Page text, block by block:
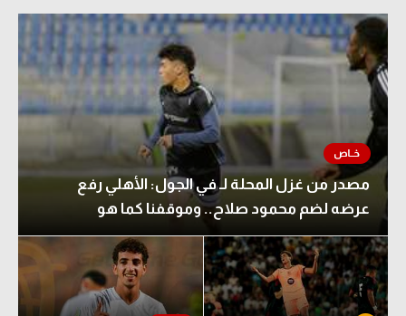
مصدر من غزل المحلة لـ في الجول: الأهلي رفع
عرضه لضم محمود صلاح.. وموقفنا كما هو